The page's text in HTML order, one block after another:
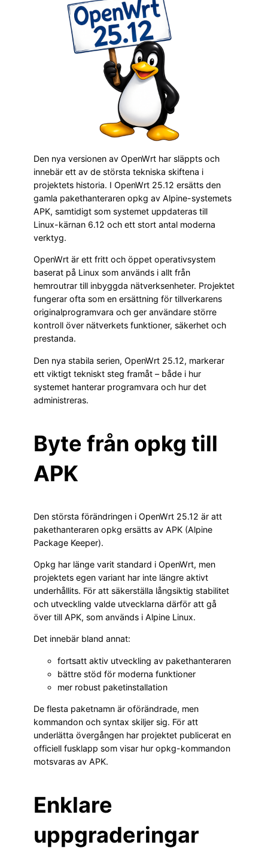
Den nya versionen av OpenWrt har släppts och
innebär ett av de största tekniska skiftena i
projektets historia. I OpenWrt 25.12 ersätts den
gamla pakethanteraren opkg av Alpine-systemets
APK, samtidigt som systemet uppdateras till
Linux-kärnan 6.12 och ett stort antal moderna
verktyg.
OpenWrt är ett fritt och öppet operativsystem
baserat på Linux som används i allt från
hemroutrar till inbyggda nätverksenheter. Projektet
fungerar ofta som en ersättning för tillverkarens
originalprogramvara och ger användare större
kontroll över nätverkets funktioner, säkerhet och
prestanda.
Den nya stabila serien, OpenWrt 25.12, markerar
ett viktigt tekniskt steg framåt – både i hur
systemet hanterar programvara och hur det
administreras.
Byte från opkg till
APK
Den största förändringen i OpenWrt 25.12 är att
pakethanteraren opkg ersätts av APK (Alpine
Package Keeper).
Opkg har länge varit standard i OpenWrt, men
projektets egen variant har inte längre aktivt
underhållits. För att säkerställa långsiktig stabilitet
och utveckling valde utvecklarna därför att gå
över till APK, som används i Alpine Linux.
Det innebär bland annat:
fortsatt aktiv utveckling av pakethanteraren
bättre stöd för moderna funktioner
mer robust paketinstallation
De flesta paketnamn är oförändrade, men
kommandon och syntax skiljer sig. För att
underlätta övergången har projektet publicerat en
officiell fusklapp som visar hur opkg-kommandon
motsvaras av APK.
Enklare
uppgraderingar